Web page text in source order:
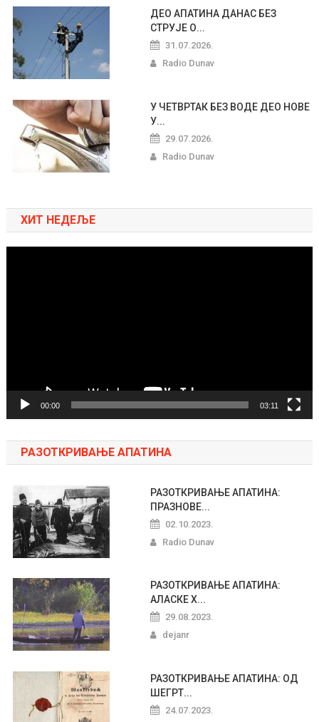
ДЕО АПАТИНА ДАНАС БЕЗ
СТРУЈЕ О...
31.07.2026.
Radio Dunav
У ЧЕТВРТАК БЕЗ ВОДЕ ДЕО НОВЕ
У...
29.07.2026.
Radio Dunav
ХИТ НЕДЕЉЕ
00:00 03:11
РАЗОТКРИВАЊЕ АПАТИНА
РАЗОТКРИВАЊЕ АПАТИНА:
ПРАЗНОВЕ...
02.10.2023.
Radio Dunav
РАЗОТКРИВАЊЕ АПАТИНА:
АЛАСКЕ Х...
29.08.2023.
dejanr
РАЗОТКРИВАЊЕ АПАТИНА: ОД
ШЕГРТ...
24.07.2023.